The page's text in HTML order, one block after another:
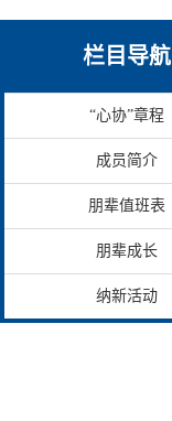
栏目导航
“心协”章程
成员简介
朋辈值班表
朋辈成长
纳新活动